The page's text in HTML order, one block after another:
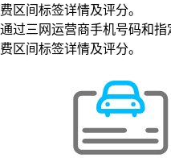
费区间标签详情及评分。
通过三网运营商手机号码和
费区间标签详情及评分。